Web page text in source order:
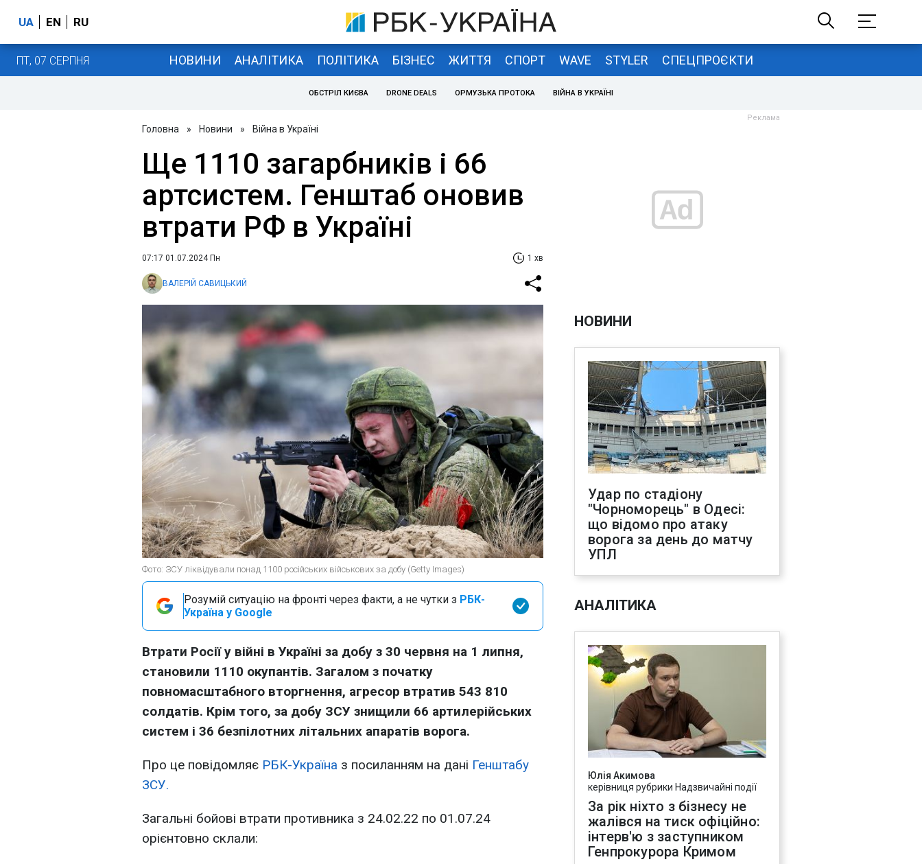
UA EN RU
ПТ, 07 СЕРПНЯ НОВИНИ АНАЛІТИКА ПОЛІТИКА БІЗНЕС ЖИТТЯ СПОРТ WAVE STYLER СПЕЦПРОЄКТИ
ОБСТРІЛ КИЄВА DRONE DEALS ОРМУЗЬКА ПРОТОКА ВІЙНА В УКРАЇНІ
Головна » Новини » Війна в Україні
Ще 1110 загарбників і 66
артсистем. Генштаб оновив
втрати РФ в Україні
07:17 01.07.2024 Пн 1 хв
ВАЛЕРІЙ САВИЦЬКИЙ
Фото: ЗСУ ліквідували понад 1100 російських військових за добу (Getty Images)
Розумій ситуацію на фронті через факти, а не чутки з РБК-
Україна у Google
Втрати Росії у війні в Україні за добу з 30 червня на 1 липня,
становили 1110 окупантів. Загалом з початку
повномасштабного вторгнення, агресор втратив 543 810
солдатів. Крім того, за добу ЗСУ знищили 66 артилерійських
систем і 36 безпілотних літальних апаратів ворога.
Про це повідомляє РБК-Україна з посиланням на дані Генштабу
ЗСУ.
Загальні бойові втрати противника з 24.02.22 по 01.07.24
орієнтовно склали:
НОВИНИ
Удар по стадіону
"Чорноморець" в Одесі:
що відомо про атаку
ворога за день до матчу
УПЛ
АНАЛІТИКА
Юлія Акимова
керівниця рубрики Надзвичайні події
За рік ніхто з бізнесу не
жалівся на тиск офіційно:
інтерв'ю з заступником
Генпрокурора Кримом